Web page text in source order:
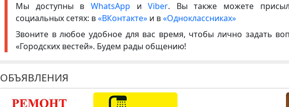
Мы доступны в WhatsApp иViber. Вы также можете
социальных сетях: в«ВКонтакте» и в«Одноклассниках»
Звоните в любое удобное для вас время, чтобы лично задать
«Городских вестей». Будем рады общению!
ОБЪЯВЛЕНИЯ